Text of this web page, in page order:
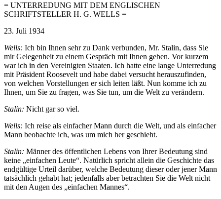
= UNTERREDUNG MIT DEM ENGLISCHEN
SCHRIFTSTELLER H. G. WELLS =
23. Juli 1934
Wells: Ich bin Ihnen sehr zu Dank verbunden, Mr. Stalin, dass Sie
mir Gelegenheit zu einem Gespräch mit Ihnen geben. Vor kurzem
war ich in den Vereinigten Staaten. Ich hatte eine lange Unterredung
mit Präsident Roosevelt und habe dabei versucht herauszufinden,
von welchen Vorstellungen er sich leiten läßt. Nun komme ich zu
Ihnen, um Sie zu fragen, was Sie tun, um die Welt zu verändern.
Stalin: Nicht gar so viel.
Wells: Ich reise als einfacher Mann durch die Welt, und als einfacher
Mann beobachte ich, was um mich her geschieht.
Stalin: Männer des öffentlichen Lebens von Ihrer Bedeutung sind
keine „einfachen Leute“. Natürlich spricht allein die Geschichte das
endgültige Urteil darüber, welche Bedeutung dieser oder jener Mann
tatsächlich gehabt hat; jedenfalls aber betrachten Sie die Welt nicht
mit den Augen des „einfachen Mannes“.